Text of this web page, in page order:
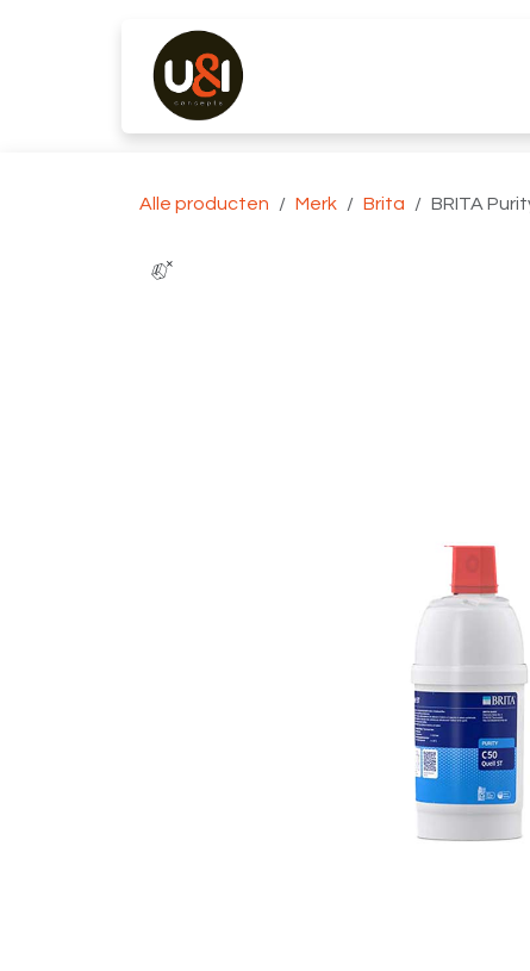
Alle producten Merk Brita BRITA
📦+